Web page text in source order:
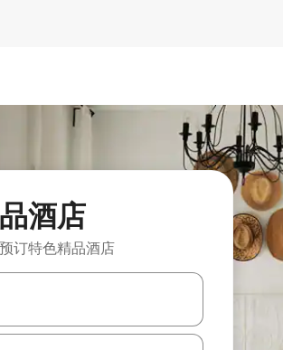
酒店
订特色精品酒店
用上下方向键查看，或通过点击或滑动手势浏览。